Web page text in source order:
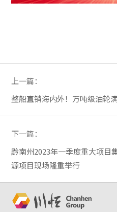
上一篇：
整船直销海内外！万吨级油轮
下一篇：
黔南州2023年一季度重大项目
源项目现场隆重举行